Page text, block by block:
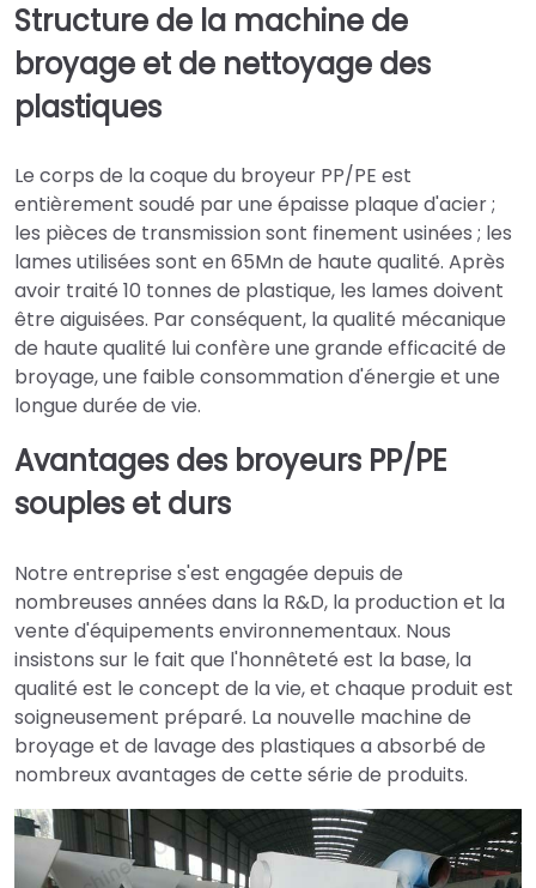
Structure de la machine de
broyage et de nettoyage des
plastiques
Le corps de la coque du broyeur PP/PE est
entièrement soudé par une épaisse plaque d'acier ;
les pièces de transmission sont finement usinées ; les
lames utilisées sont en 65Mn de haute qualité. Après
avoir traité 10 tonnes de plastique, les lames doivent
être aiguisées. Par conséquent, la qualité mécanique
de haute qualité lui confère une grande efficacité de
broyage, une faible consommation d'énergie et une
longue durée de vie.
Avantages des broyeurs PP/PE
souples et durs
Notre entreprise s'est engagée depuis de
nombreuses années dans la R&D, la production et la
vente d'équipements environnementaux. Nous
insistons sur le fait que l'honnêteté est la base, la
qualité est le concept de la vie, et chaque produit est
soigneusement préparé. La nouvelle machine de
broyage et de lavage des plastiques a absorbé de
nombreux avantages de cette série de produits.